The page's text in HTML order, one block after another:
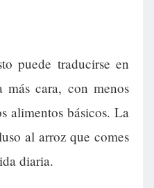
puede traducirse en
cara, con menos
alimentos básicos. La
al arroz que comes
diaria.